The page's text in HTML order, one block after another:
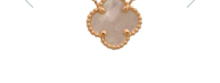
Серебряные колье